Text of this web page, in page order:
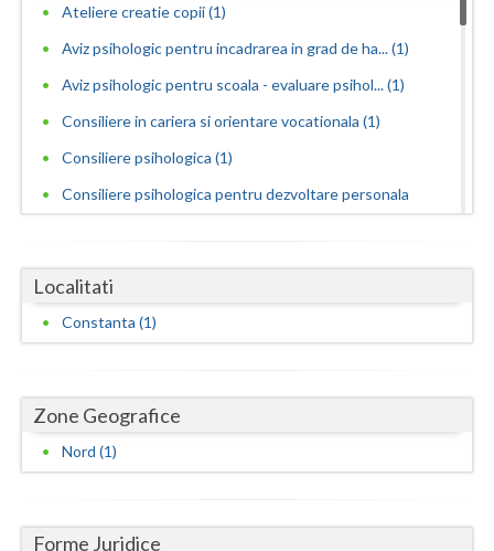
Dambovita
Giurgiu
Gorj
Hunedoara
Ialomita
Ilfov
Maramures
Mures
Ateliere creatie copii (1)
Aviz psihologic pentru incadrarea in grad de ha... (1)
Aviz psihologic pentru scoala - evaluare psihol... (1)
Consiliere in cariera si orientare vocationala (1)
Consiliere psihologica (1)
Consiliere psihologica pentru dezvoltare personala
(1)
Consiliere psihologica pentru persoanele care s... (1)
Consilierea si asistarea cuplurilor care doresc... (1)
Consultanta psihologica pentru managementul res...
Dezvoltare personala pentru adulti (1)
Localitati
Constanta (1)
Zone Geografice
Nord (1)
Forme Juridice